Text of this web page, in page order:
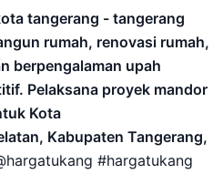
tangerang - tangerang
rumah, renovasi rumah,
berpengalaman upah
Pelaksana proyek mandor
Kota
Kabupaten Tangerang,
#hargatukang